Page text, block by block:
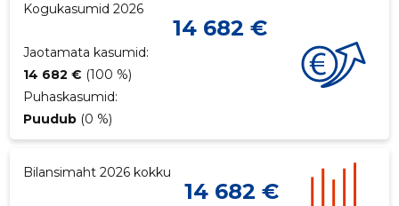
Kogukasumid 2026
14 682 €
Jaotamata kasumid:
14 682 € (100 %)
Puhaskasumid:
Puudub (0 %)
Bilansimaht 2026 kokku
14 682 €